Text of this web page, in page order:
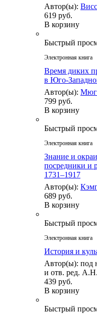
Автор(ы):
619 руб.
В корзину
Быстрый
Электронная книга
Время диких
в Юго-
Автор(ы):
799 руб.
В корзину
Быстрый
Электронная книга
Знание и
посредники и
1731–1917
Автор(ы):
689 руб.
В корзину
Быстрый
Электронная книга
История и
Автор(ы): под
и отв. ред.
439 руб.
В корзину
Быстрый